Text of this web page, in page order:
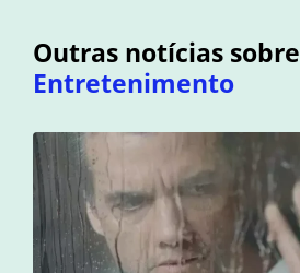
Outras notícias sobre
Entretenimento